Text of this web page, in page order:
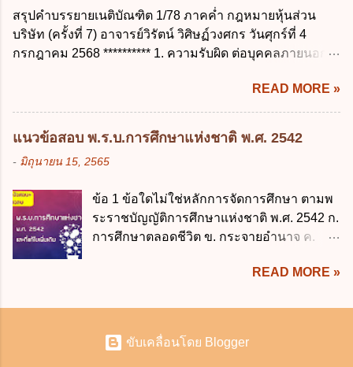
ส่วนบุคคลที่ไม่สมบูรณ์ ค. เจ้าของข้อมูลส่วน
บุคคลถอนความยินยอมในการเก็บรวบรวม
ใช้หรือเปิดเผยข้อมูลส่วนบุคคล ง. ข้อมูลส่วน
บุคคลได้ถูกใช้ประมวลผลโดยไม่ชอบด้วย
เกิน 90 วัน ข. ลาต่อเนื่องจากการคลอดบุตรได้
ไม่เกิน 90 วันทำการ ค. ลาได้ไม่เกิน 120 วัน
ง. ลาต่อเนื่องจากการคลอดบุตรได้ไม่เกิน 150
รัฐมนตรี ว่าด้วยการลาของข้าราชการ พ.ศ.
2555 กำหนดให้ข้าราชการที่รับราชการติดต่อ
กันมาแล้วไม่น้อยกว่า 10 ปี มีสิทธินำวันลาพัก
เกิน 20 วันทำการ ง. ไม่เกิน 30 วันทำการ ข้อ
15 การลาติดตามคู่สมรส ต้องมีระยะเวลาไม่
เกินกำหนดในข้อใดเพื่อมิให้มีผลเป็นการลา
สรุปคำบรรยายเนติบัณฑิต 1/78 ภาคค่ำ กฎหมายหุ้นส่วน
บริษัท (ครั้งที่ 7) อาจารย์วิรัตน์ วิศิษฏ์วงศกร วันศุกร์ที่ 4
กรกฎาคม 2568 ********** 1. ความรับผิด ต่อบุคคลภายนอก
คนใดคนหนึ่งได้จัดทำไปในทางที่เป็น ธรรมดาการค้าขาย
ของห้างหุ้นส่วน ม.1050 , 1025 โดยพิจารณาตามสภาพแห่ง
กิจการ การงานของห้าง และประเพณีทางการค้า -หุ้นส่วน
หรือมีอำนาจจัดการหรือไม่ก็ตาม จึงเป็นไปตามหลักกฎหมาย
คุ้มครองบุคคลภายนอกผู้สุจริต ไม่ว่าการจัดการนั้นจะก่อให้
เกิดมูลหนี้ใดก็ตาม รวมถึงมูลละเมิด 1.1) กรณีห้างหุ้นส่วน
สามัญจดทะเบียน เมื่อห้าง ผิดนัด ชำระหนี้ เจ้าหนี้ของห้างฯ
ชอบที่จะเรียกให้ชำระหนี้เอาแต่ผู้เป็นหุ้นส่วนคนใคคนหนึ่ง
ก็ได้ ม.1070 เว้นแต่ ผู้เป็นหุ้นส่วนพิสูจน์ได้ว่า สินทรัพย์ของ
กรณีค้ำประกัน ม.689 ศาลใช้ดุลพินิจไม่ได้) 1.2) กรณีห้างหุ้น
READ MORE »
แนวข้อสอบ พ.ร.บ.การศึกษาแห่งชาติ พ.ศ. 2542
- มิถุนายน 15, 2565
ข้อ 1 ข้อใดไม่ใช่หลักการจัดการศึกษา ตามพ
ระราชบัญญัติการศึกษาแห่งชาติ พ.ศ. 2542 ก.
การศึกษาตลอดชีวิต ข. กระจายอำนาจ ค.
กระบวนการเรียนรู้อย่างต่อเนื่อง ข้อ 2 ข้อใด
ความรู้ ข. การฝึกอบรม ค. การสืบสานทาง
วัฒนธรรม ง. การมุ่งผลสัมฤทธิ์ ข้อ 3 ความ
แตกต่างที่สำคัญระหว่าง "การประกันคุณภาพ
READ MORE »
ขับเคลื่อนโดย Blogger